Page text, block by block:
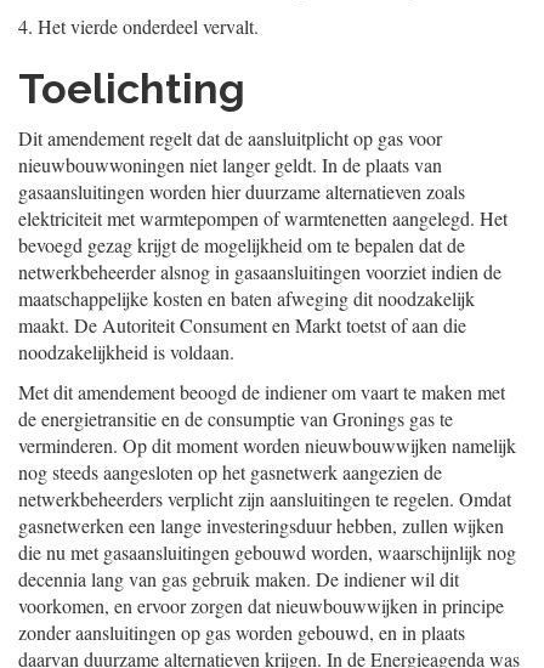
4. Het vierde onderdeel vervalt.
Toelichting
Dit amendement regelt dat de aansluitplicht op gas voor
nieuwbouwwoningen niet langer geldt. In de plaats van
gasaansluitingen worden hier duurzame alternatieven zoals
elektriciteit met warmtepompen of warmtenetten aangelegd. Het
bevoegd gezag krijgt de mogelijkheid om te bepalen dat de
netwerkbeheerder alsnog in gasaansluitingen voorziet indien de
maatschappelijke kosten en baten afweging dit noodzakelijk
maakt. De Autoriteit Consument en Markt toetst of aan die
noodzakelijkheid is voldaan.
Met dit amendement beoogd de indiener om vaart te maken met
de energietransitie en de consumptie van Gronings gas te
verminderen. Op dit moment worden nieuwbouwwijken namelijk
nog steeds aangesloten op het gasnetwerk aangezien de
netwerkbeheerders verplicht zijn aansluitingen te regelen. Omdat
gasnetwerken een lange investeringsduur hebben, zullen wijken
die nu met gasaansluitingen gebouwd worden, waarschijnlijk nog
decennia lang van gas gebruik maken. De indiener wil dit
voorkomen, en ervoor zorgen dat nieuwbouwwijken in principe
zonder aansluitingen op gas worden gebouwd, en in plaats
daarvan duurzame alternatieven krijgen. In de Energieagenda was